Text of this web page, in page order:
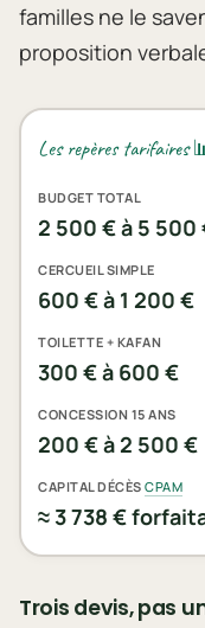
familles ne le
proposition
Les repères tarifaires
BUDGET TOTAL
2 500 € à 5 500
CERCUEIL SIMPLE
600 € à 1 200 €
TOILETTE + KAFAN
300 € à 600 €
CONCESSION 15 ANS
200 € à 2 500 €
CAPITAL DÉCÈS CPAM
≈ 3 738 €
Trois devis, pas